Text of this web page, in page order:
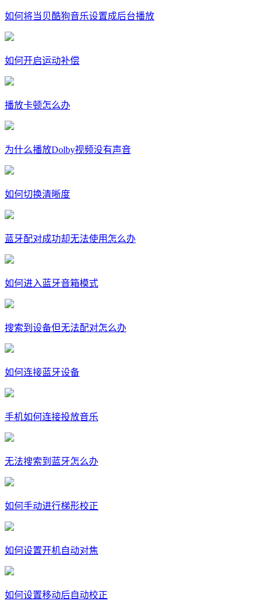
如何将当贝酷狗音乐设置成后台播放
如何开启运动补偿
播放卡顿怎么办
为什么播放Dolby视频没有声音
如何切换清晰度
蓝牙配对成功却无法使用怎么办
如何进入蓝牙音箱模式
搜索到设备但无法配对怎么办
如何连接蓝牙设备
手机如何连接投放音乐
无法搜索到蓝牙怎么办
如何手动进行梯形校正
如何设置开机自动对焦
如何设置移动后自动校正